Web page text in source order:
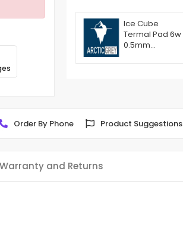
Ice Cube
Termal Pad 6w
0.5mm
Order By Phone Product Suggestions
Warranty and Returns